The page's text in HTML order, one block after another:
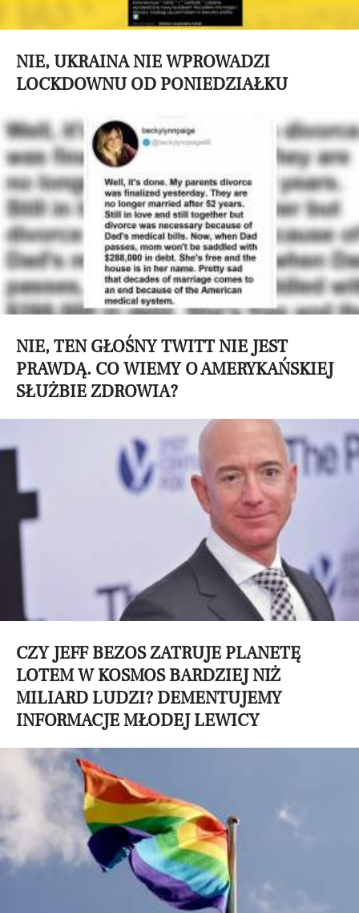
NIE, UKRAINA NIE WPROWADZI
LOCKDOWNU OD PONIEDZIAŁKU
NIE, TEN GŁOŚNY TWITT NIE JEST
PRAWDĄ. CO WIEMY O AMERYKAŃSKIEJ
SŁUŻBIE ZDROWIA?
CZY JEFF BEZOS ZATRUJE PLANETĘ
LOTEM W KOSMOS BARDZIEJ NIŻ
MILIARD LUDZI? DEMENTUJEMY
INFORMACJE MŁODEJ LEWICY